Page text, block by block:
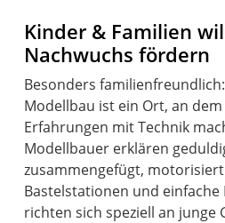
Kinder & Familien
Nachwuchs fördern
Besonders
Modellbau ist ein Ort, an
Erfahrungen mit Technik
Modellbauer erklären
zusammengefügt,
Bastelstationen und
richten sich speziell an junge